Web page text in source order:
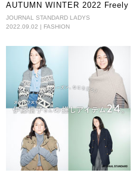
AUTUMN WINTER 2022 Freely
JOURNAL STANDARD LADYS
2022.09.02 | FASHION